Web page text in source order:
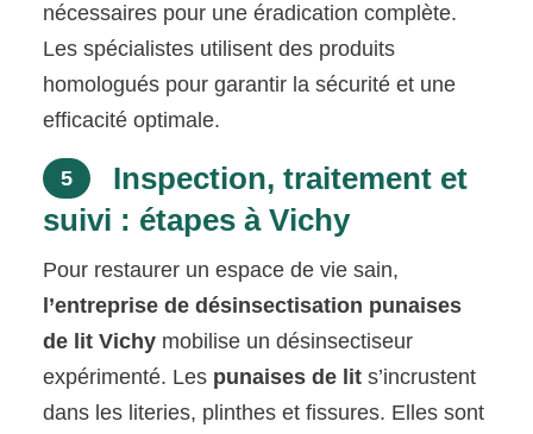
nécessaires pour une éradication complète.
Les spécialistes utilisent des produits
homologués pour garantir la sécurité et une
efficacité optimale.
5
Inspection, traitement et
suivi : étapes à Vichy
Pour restaurer un espace de vie sain,
l’entreprise de désinsectisation punaises
de lit Vichy mobilise un désinsectiseur
expérimenté. Les punaises de lit s’incrustent
dans les literies, plinthes et fissures. Elles sont